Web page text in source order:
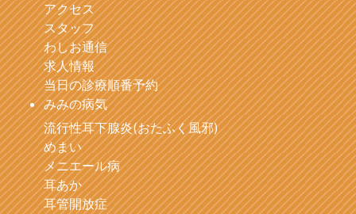
アクセス
スタッフ
わしお通信
求人情報
当日の診療順番予約
みみの病気
流行性耳下腺炎(おたふく風邪)
めまい
メニエール病
耳あか
耳管開放症